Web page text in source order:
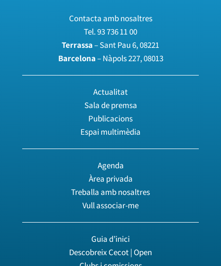
Contacta amb nosaltres
Tel.93 736 11 00
Terrassa– Sant Pau 6, 08221
Barcelona– Nàpols 227, 08013
Actualitat
Sala de premsa
Publicacions
Espai multimèdia
Agenda
Àrea privada
Treballa amb nosaltres
Vull associar-me
Guia d’inici
Descobreix Cecot | Open